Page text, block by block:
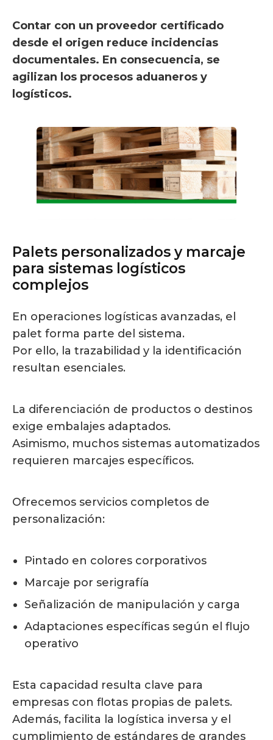
Contar con un proveedor certificado
desde el origen reduce incidencias
documentales. En consecuencia, se
agilizan los procesos aduaneros y
logísticos.
Palets personalizados y marcaje
para sistemas logísticos
complejos
En operaciones logísticas avanzadas, el
palet forma parte del sistema.
Por ello, la trazabilidad y la identificación
resultan esenciales.
La diferenciación de productos o destinos
exige embalajes adaptados.
Asimismo, muchos sistemas automatizados
requieren marcajes específicos.
Ofrecemos servicios completos de
personalización:
Pintado en colores corporativos
Marcaje por serigrafía
Señalización de manipulación y carga
Adaptaciones específicas según el flujo
operativo
Esta capacidad resulta clave para
empresas con flotas propias de palets.
Además, facilita la logística inversa y el
cumplimiento de estándares de grandes